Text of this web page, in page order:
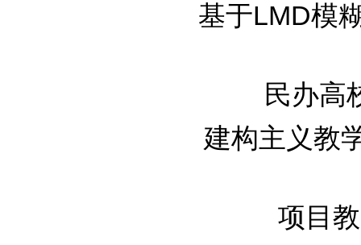
基于LMD模
民办高
建构主义教
项目